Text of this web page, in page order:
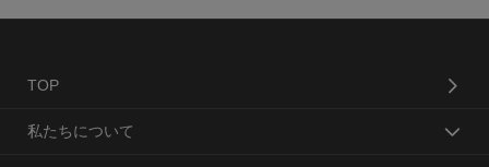
TOP
私たちについて